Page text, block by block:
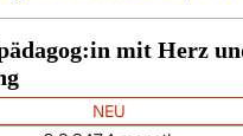
mit Herz
NEU